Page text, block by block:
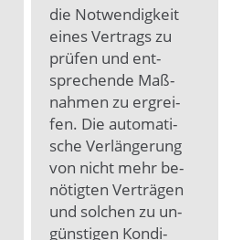
die Not­wendig­keit
ei­nes Ver­trags zu
prü­fen und ent­
sprechen­de Maß­
nah­men zu er­grei­
fen. Die auto­mati­
sche Ver­länge­rung
von nicht mehr be­
nötig­ten Ver­trä­gen
und sol­chen zu un­
güns­tigen Kondi­